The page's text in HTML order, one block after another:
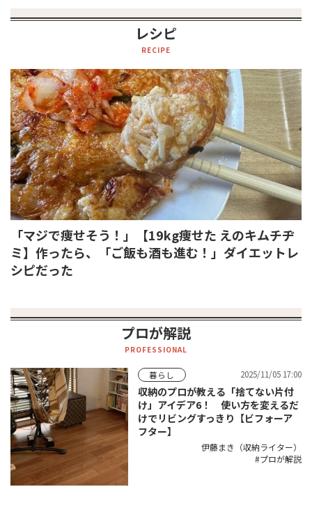
レシピ
RECIPE
「マジで痩せそう！」【19kg痩せた えのキムチヂ
ミ】作ったら、「ご飯も酒も進む！」ダイエットレ
シピだった
プロが解説
PROFESSIONAL
暮らし 2025/11/05 17:00
収納のプロが教える「捨てない片付
け」アイデア6！ 使い方を変えるだ
けでリビングすっきり【ビフォーア
フター】
伊藤まき（収納ライター）
プロが解説